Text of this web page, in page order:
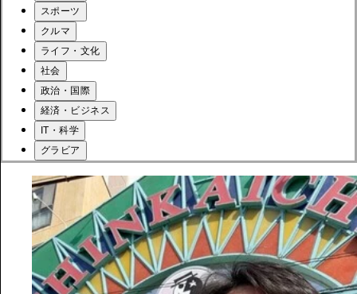
スポーツ
クルマ
ライフ・文化
社会
政治・国際
経済・ビジネス
IT・科学
グラビア